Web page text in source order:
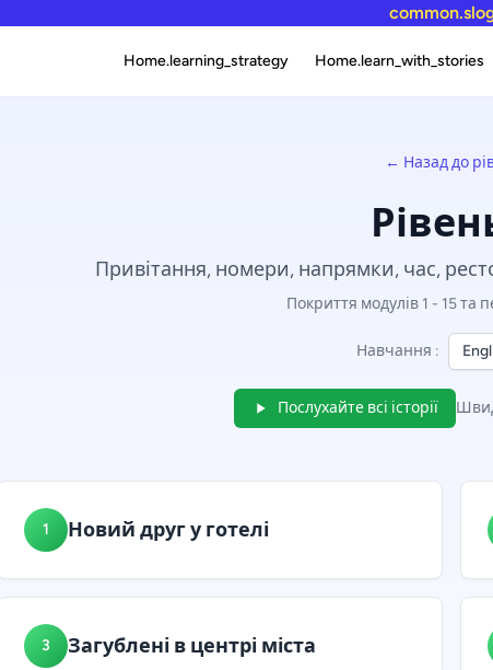
Home.learning_strategy Home.learn_with_stories
← Назад до
Привітання, номери, напрямки, час,
Покриття модулів 1 - 15 та
Навчання :
Послухайте всі історії
1 Новий друг у готелі
3 Загублені в центрі міста